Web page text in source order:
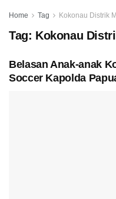
Home Tag Kokonau Distrik
Tag: Kokonau
Belasan Anak-anak
Soccer Kapolda